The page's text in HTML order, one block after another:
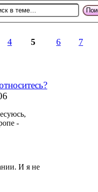
4 5 6 7
-
И я не